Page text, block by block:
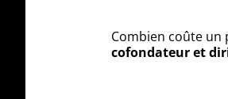
Combien coûte un
cofondateur et